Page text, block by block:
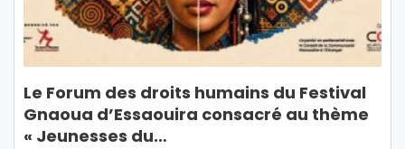
Le Forum des droits humains du Festival
Gnaoua d’Essaouira consacré au thème
« Jeunesses du…